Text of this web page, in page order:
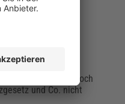
Dennoch
und Co. nicht